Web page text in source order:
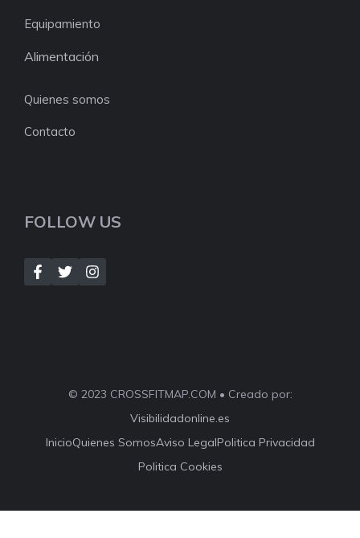
Equipamiento
Alimentación
Quienes somos
Contacto
FOLLOW US
© 2023 CROSSFITMAP.COM • Creado por:
Visibilidadonline.es
InicioQuienes SomosAviso LegalPolitica Privacidad
Politica Cookies